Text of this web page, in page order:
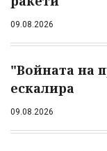
09.08.2026
"Войната на
ескалира
09.08.2026